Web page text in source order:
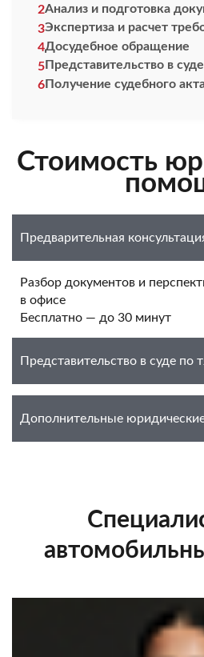
2Анализ и подготовка
3Экспертиза и расчет
4Досудебное обращение
5Представительство в суде
6Получение судебного
Стоимость
Предварительная
Разбор документов и
в офисе
Бесплатно — до 30 минут
Представительство в суде
Дополнительные